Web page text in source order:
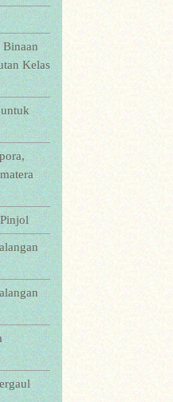
Binaan
Kelas